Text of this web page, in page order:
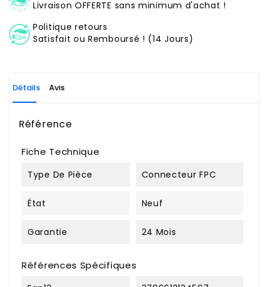
Livraison OFFERTE sans minimum d'achat !
Politique retours
Satisfait ou Remboursé ! (14 Jours)
Détails Avis
Référence
Fiche Technique
Type De Pièce Connecteur FPC
État Neuf
Garantie 24 Mois
Références Spécifiques